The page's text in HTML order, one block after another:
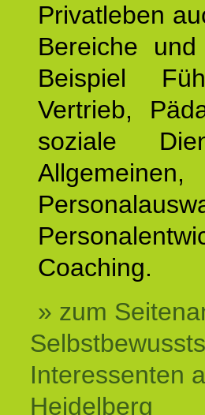
Privatleben
Bereiche
Beispiel
Vertrieb,
soziale
Coaching.
» zum
Interessenten
Heidelberg